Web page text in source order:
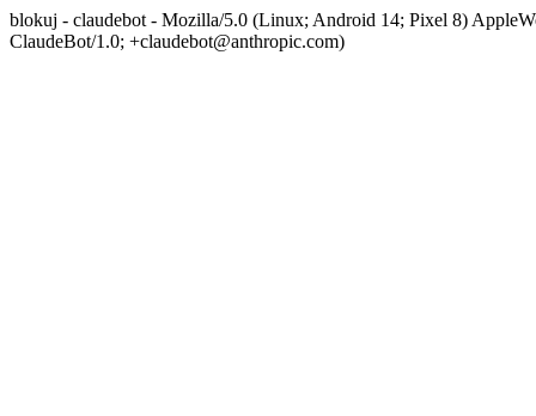
blokuj - claudebot - Mozilla/5.0 (Linux; Android 14; Pixel 8)
ClaudeBot/1.0; +claudebot@anthropic.com)